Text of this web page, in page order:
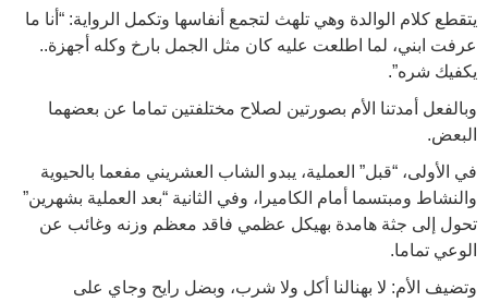
يتقطع كلام الوالدة وهي تلهث لتجمع أنفاسها وتكمل الرواية: “أنا ما
عرفت ابني، لما اطلعت عليه كان مثل الجمل بارخ وكله أجهزة..
يكفيك شره”.
وبالفعل أمدتنا الأم بصورتين لصلاح مختلفتين تماما عن بعضهما
البعض.
في الأولى، “قبل” العملية، يبدو الشاب العشريني مفعما بالحيوية
والنشاط ومبتسما أمام الكاميرا، وفي الثانية “بعد العملية بشهرين”
تحول إلى جثة هامدة بهيكل عظمي فاقد معظم وزنه وغائب عن
الوعي تماما.
وتضيف الأم: لا بهنالنا أكل ولا شرب، وبضل رايح وجاي على